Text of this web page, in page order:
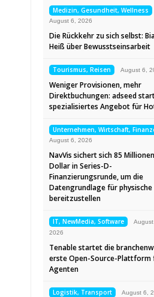
Medizin, Gesundheit, Wellness
August 6, 2026
Die Rückkehr zu sich selbst:
Heiß über Bewusstseinsarbeit
Tourismus, Reisen August 6,
Weniger Provisionen, mehr
Direktbuchungen: adseed
spezialisiertes Angebot für
Unternehmen, Wirtschaft,
August 6, 2026
NavVis sichert sich 85
Dollar in Series-D-
Finanzierungsrunde, um die
Datengrundlage für physische
bereitzustellen
IT, NewMedia, Software
August
2026
Tenable startet die
erste Open-Source-Plattform
Agenten
Logistik, Transport August 6,